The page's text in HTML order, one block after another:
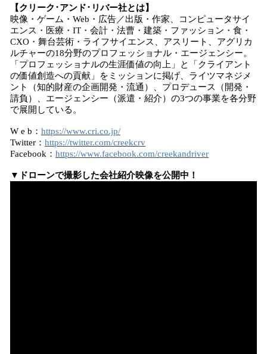
【クリーク･アンド･リバー社とは】
映像・ゲーム・Web・広告／出版・作家、コンピュータサイ
エンス・医療・IT・会計・法曹・建築・ファッション・食・
CXO・舞台芸術・ライフサイエンス、アスリート、アグリカ
ルチャーの18分野のプロフェッショナル・エージェンシー。
「プロフェッショナルの生涯価値の向上」と「クライアント
の価値創造への貢献」をミッションに掲げ、ライツマネジメ
ント（知的財産の企画開発・流通）、プロデュース（開発・
請負）、エージェンシー（派遣・紹介）の3つの事業を各分野
で展開している。
W e b： https://www.cri.co.jp/
Twitter： https://twitter.com/creekcrv
Facebook： https://www.facebook.com/creekandriver
▼ドローンで撮影した会社紹介映像を公開中！